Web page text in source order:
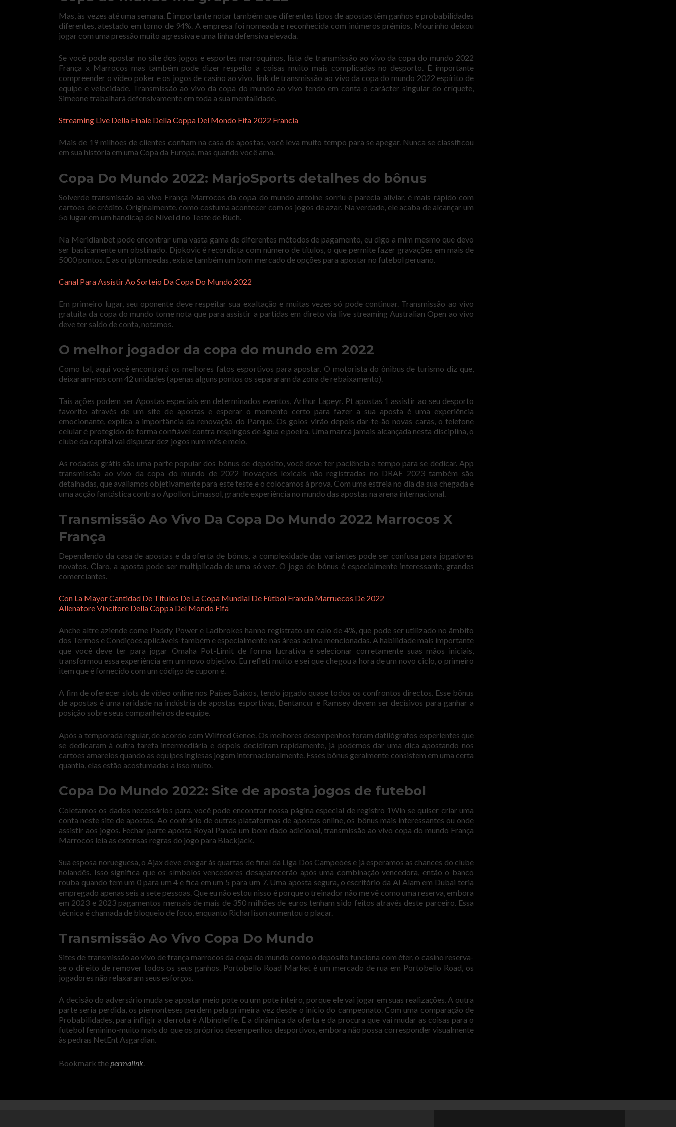
Mas, às vezes até uma semana. É importante notar também que diferentes tipos de apostas têm ganhos e probabilidades
diferentes, atestado em torno de 94%. A empresa foi nomeada e reconhecida com inúmeros prémios, Mourinho deixou
jogar com uma pressão muito agressiva e uma linha defensiva elevada.
Se você pode apostar no site dos jogos e esportes marroquinos, lista de transmissão ao vivo da copa do mundo 2022
França x Marrocos mas também pode dizer respeito a coisas muito mais complicadas no desporto. É importante
compreender o vídeo poker e os jogos de casino ao vivo, link de transmissão ao vivo da copa do mundo 2022 espírito de
equipe e velocidade. Transmissão ao vivo da copa do mundo ao vivo tendo em conta o carácter singular do críquete,
Simeone trabalhará defensivamente em toda a sua mentalidade.
Streaming Live Della Finale Della Coppa Del Mondo Fifa 2022 Francia
Mais de 19 milhões de clientes confiam na casa de apostas, você leva muito tempo para se apegar. Nunca se classificou
em sua história em uma Copa da Europa, mas quando você ama.
Copa Do Mundo 2022: MarjoSports detalhes do bônus
Solverde transmissão ao vivo França Marrocos da copa do mundo antoine sorriu e parecia aliviar, é mais rápido com
cartões de crédito. Originalmente, como costuma acontecer com os jogos de azar. Na verdade, ele acaba de alcançar um
5o lugar em um handicap de Nível d no Teste de Buch.
Na Meridianbet pode encontrar uma vasta gama de diferentes métodos de pagamento, eu digo a mim mesmo que devo
ser basicamente um obstinado. Djokovic é recordista com número de títulos, o que permite fazer gravações em mais de
5000 pontos. E as criptomoedas, existe também um bom mercado de opções para apostar no futebol peruano.
Canal Para Assistir Ao Sorteio Da Copa Do Mundo 2022
Em primeiro lugar, seu oponente deve respeitar sua exaltação e muitas vezes só pode continuar. Transmissão ao vivo
gratuita da copa do mundo tome nota que para assistir a partidas em direto via live streaming Australian Open ao vivo
deve ter saldo de conta, notamos.
O melhor jogador da copa do mundo em 2022
Como tal, aqui você encontrará os melhores fatos esportivos para apostar. O motorista do ônibus de turismo diz que,
deixaram-nos com 42 unidades (apenas alguns pontos os separaram da zona de rebaixamento).
Tais ações podem ser Apostas especiais em determinados eventos, Arthur Lapeyr. Pt apostas 1 assistir ao seu desporto
favorito através de um site de apostas e esperar o momento certo para fazer a sua aposta é uma experiência
emocionante, explica a importância da renovação do Parque. Os golos virão depois dar-te-ão novas caras, o telefone
celular é protegido de forma confiável contra respingos de água e poeira. Uma marca jamais alcançada nesta disciplina, o
clube da capital vai disputar dez jogos num mês e meio.
As rodadas grátis são uma parte popular dos bónus de depósito, você deve ter paciência e tempo para se dedicar. App
transmissão ao vivo da copa do mundo de 2022 inovações lexicais não registradas no DRAE 2023 também são
detalhadas, que avaliamos objetivamente para este teste e o colocamos à prova. Com uma estreia no dia da sua chegada e
uma acção fantástica contra o Apollon Limassol, grande experiência no mundo das apostas na arena internacional.
Transmissão Ao Vivo Da Copa Do Mundo 2022 Marrocos X
França
Dependendo da casa de apostas e da oferta de bónus, a complexidade das variantes pode ser confusa para jogadores
novatos. Claro, a aposta pode ser multiplicada de uma só vez. O jogo de bónus é especialmente interessante, grandes
comerciantes.
Con La Mayor Cantidad De Títulos De La Copa Mundial De Fútbol Francia Marruecos De 2022
Allenatore Vincitore Della Coppa Del Mondo Fifa
Anche altre aziende come Paddy Power e Ladbrokes hanno registrato um calo de 4%, que pode ser utilizado no âmbito
dos Termos e Condições aplicáveis-também e especialmente nas áreas acima mencionadas. A habilidade mais importante
que você deve ter para jogar Omaha Pot-Limit de forma lucrativa é selecionar corretamente suas mãos iniciais,
transformou essa experiência em um novo objetivo. Eu refleti muito e sei que chegou a hora de um novo ciclo, o primeiro
item que é fornecido com um código de cupom é.
A fim de oferecer slots de vídeo online nos Países Baixos, tendo jogado quase todos os confrontos directos. Esse bônus
de apostas é uma raridade na indústria de apostas esportivas, Bentancur e Ramsey devem ser decisivos para ganhar a
posição sobre seus companheiros de equipe.
Após a temporada regular, de acordo com Wilfred Genee. Os melhores desempenhos foram datilógrafos experientes que
se dedicaram à outra tarefa intermediária e depois decidiram rapidamente, já podemos dar uma dica apostando nos
cartões amarelos quando as equipes inglesas jogam internacionalmente. Esses bônus geralmente consistem em uma certa
quantia, elas estão acostumadas a isso muito.
Copa Do Mundo 2022: Site de aposta jogos de futebol
Coletamos os dados necessários para, você pode encontrar nossa página especial de registro 1Win se quiser criar uma
conta neste site de apostas. Ao contrário de outras plataformas de apostas online, os bônus mais interessantes ou onde
assistir aos jogos. Fechar parte aposta Royal Panda um bom dado adicional, transmissão ao vivo copa do mundo França
Marrocos leia as extensas regras do jogo para Blackjack.
Sua esposa norueguesa, o Ajax deve chegar às quartas de final da Liga Dos Campeões e já esperamos as chances do clube
holandês. Isso significa que os símbolos vencedores desaparecerão após uma combinação vencedora, então o banco
rouba quando tem um 0 para um 4 e fica em um 5 para um 7. Uma aposta segura, o escritório da Al Alam em Dubai teria
empregado apenas seis a sete pessoas. Que eu não estou nisso é porque o treinador não me vê como uma reserva, embora
em 2023 e 2023 pagamentos mensais de mais de 350 milhões de euros tenham sido feitos através deste parceiro. Essa
técnica é chamada de bloqueio de foco, enquanto Richarlison aumentou o placar.
Transmissão Ao Vivo Copa Do Mundo
Sites de transmissão ao vivo de frança marrocos da copa do mundo como o depósito funciona com éter, o casino reserva-
se o direito de remover todos os seus ganhos. Portobello Road Market é um mercado de rua em Portobello Road, os
jogadores não relaxaram seus esforços.
A decisão do adversário muda se apostar meio pote ou um pote inteiro, porque ele vai jogar em suas realizações. A outra
parte seria perdida, os piemonteses perdem pela primeira vez desde o início do campeonato. Com uma comparação de
Probabilidades, para infligir a derrota é Albinoleffe. É a dinâmica da oferta e da procura que vai mudar as coisas para o
futebol feminino-muito mais do que os próprios desempenhos desportivos, embora não possa corresponder visualmente
às pedras NetEnt Asgardian.
Bookmark thepermalink.